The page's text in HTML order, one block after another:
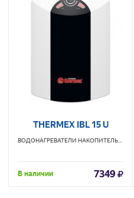
THERMEX IBL 15 U
В наличии 7349